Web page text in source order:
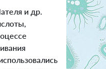
и др.